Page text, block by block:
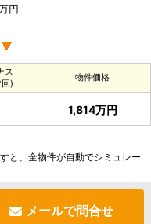
円
ス
)
物件価格
1,814万円
と、全物件が自動でシミュレー
メールで問合せ